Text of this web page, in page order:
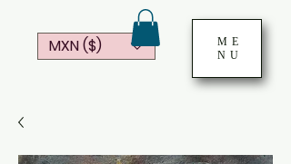
ME
NU
MXN ($)